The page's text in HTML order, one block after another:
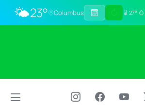
🌤️23° Columbus 27°